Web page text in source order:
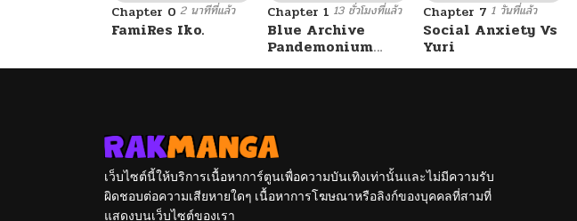
Chapter 0 2 นาทีที่แล้ว
FamiRes Iko.
Chapter 1 13 ชั่วโมงที่แล้ว
Blue Archive
Pandemonium
Vacation By
Chapter 7 1 วันที่แล้ว
Social Anxiety Vs
Yuri
เว็บไซต์นี้ให้บริการเนื้อหาการ์ตูนเพื่อความบันเทิงเท่านั้นและไม่มีความรับ
ผิดชอบต่อความเสียหายใดๆ เนื้อหาการโฆษณาหรือลิงก์ของบุคคลที่สามที่
แสดงบนเว็บไซต์ของเรา